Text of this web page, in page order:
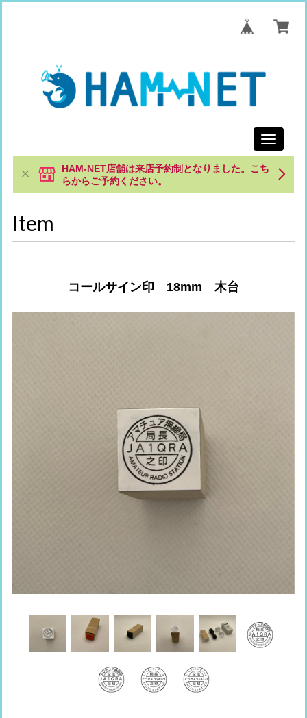
Toggle
HAM-NET店舗は来店予約制となりました。こち
らからご予約ください。
Item
コールサイン印 18mm 木台